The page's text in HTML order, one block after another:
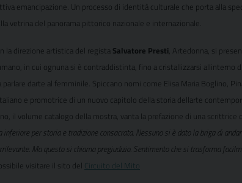
emancipazione. Un processo di identità culturale che porta alla
vetrina del panorama pittorico nazionale e internazionale.
la direzione artistica del regista Salvatore Presti, Artedonna, si
in cui ognuna si è contraddistinta, fino a cristallizzarsi
darte al femminile. Spiccano nomi come Elisa Maria Boglino,
e promotrice di un nuovo capitolo della storia dellarte
il volume catalogo della mostra, vanta la prefazione di una scrittrice
inferiore per storia e tradizione consacrata. Nessuno si è dato la briga di
Ma questo si chiama pregiudizio. Sentimento che si trasforma
visitare il sito del Circuito del Mito